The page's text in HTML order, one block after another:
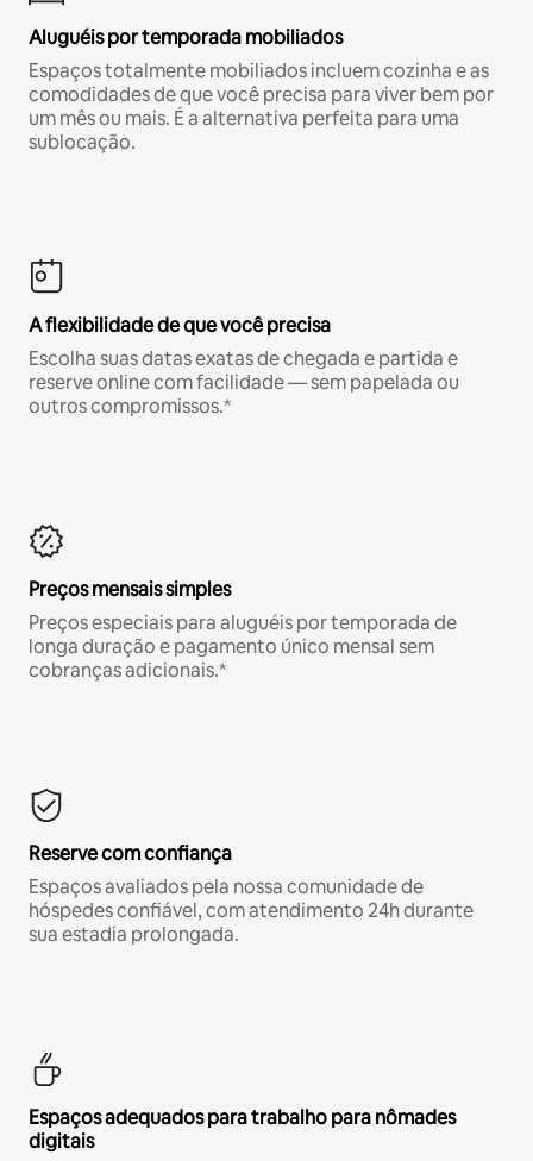
Aluguéis por temporada mobiliados
Espaços totalmente mobiliados incluem cozinha e as
comodidades de que você precisa para viver bem por
um mês ou mais. É a alternativa perfeita para uma
sublocação.
A flexibilidade de que você precisa
Escolha suas datas exatas de chegada e partida e
reserve online com facilidade — sem papelada ou
outros compromissos.*
Preços mensais simples
Preços especiais para aluguéis por temporada de
longa duração e pagamento único mensal sem
cobranças adicionais.*
Reserve com confiança
Espaços avaliados pela nossa comunidade de
hóspedes confiável, com atendimento 24h durante
sua estadia prolongada.
Espaços adequados para trabalho para nômades
digitais